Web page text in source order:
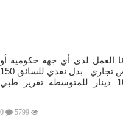
لدى أي جهة حكومية أو
خاصة أو أن يكون لديها ترخيص تجاري بدل نقدي للسائق 150
دينارا للإعاقة الشديدة و100 دينار للمتوسطة تقرير طبي